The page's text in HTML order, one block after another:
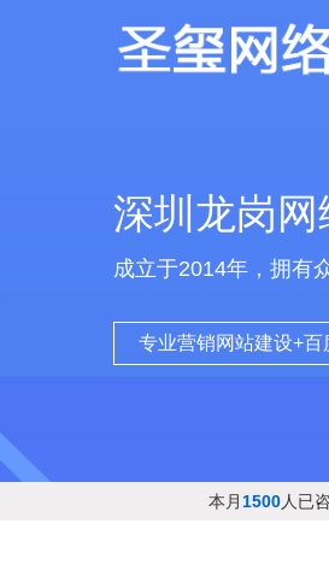
深圳龙岗网
成立于2014年，拥有
专业营销网站建设+
本月 1500人已